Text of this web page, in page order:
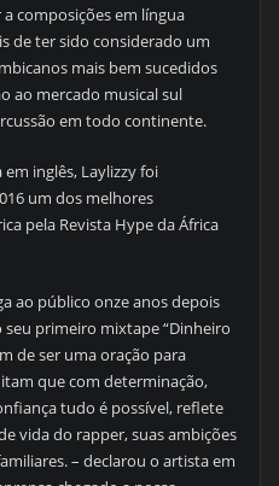
composições em língua
de ter sido considerado um
mais bem sucedidos
ao mercado musical sul
em todo continente.
inglês, Laylizzy foi
um dos melhores
pela Revista Hype da África
ao público onze anos depois
primeiro mixtape “Dinheiro
de ser uma oração para
que com determinação,
tudo é possível, reflete
vida do rapper, suas ambições
– declarou o artista em